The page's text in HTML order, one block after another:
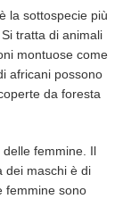
la sottospecie più
tratta di animali
montuose come
africani possono
da foresta
femmine. Il
dei maschi è di
femmine sono